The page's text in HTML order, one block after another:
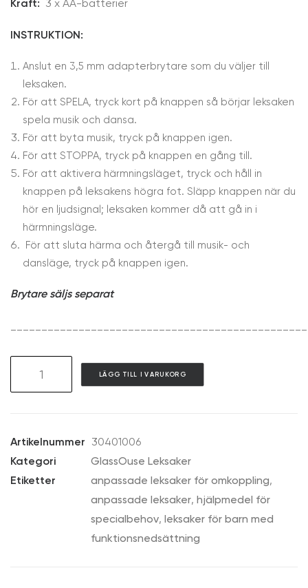
Kraft: 3 x AA-batterier
INSTRUKTION:
Anslut en 3,5 mm adapterbrytare som du väljer till
leksaken.
För att SPELA, tryck kort på knappen så börjar leksaken
spela musik och dansa.
För att byta musik, tryck på knappen igen.
För att STOPPA, tryck på knappen en gång till.
För att aktivera härmningsläget, tryck och håll in
knappen på leksakens högra fot. Släpp knappen när du
hör en ljudsignal; leksaken kommer då att gå in i
härmningsläge.
För att sluta härma och återgå till musik- och
dansläge, tryck på knappen igen.
Brytare säljs separat
The
LÄGG TILL I VARUKORG
Artikelnummer 30401006
Kategori
GlassOuse Leksaker
Etiketter
anpassade leksaker för omkoppling,
anpassade leksaker, hjälpmedel för
specialbehov, leksaker för barn med
funktionsnedsättning